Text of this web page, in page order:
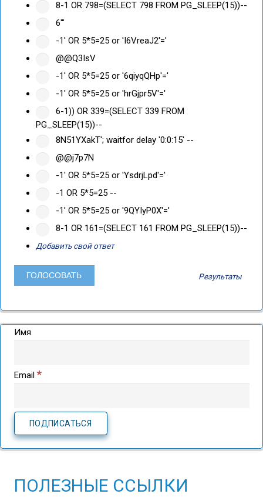
8-1 OR 798=(SELECT 798 FROM PG_SLEEP(15))--
6'"
-1' OR 5*5=25 or 'I6VreaJ2'='
@@Q3IsV
-1' OR 5*5=25 or '6qiyqQHp'='
-1' OR 5*5=25 or 'hrGjpr5V'='
6-1)) OR 339=(SELECT 339 FROM
PG_SLEEP(15))--
8N51YXakT'; waitfor delay '0:0:15' --
@@j7p7N
-1' OR 5*5=25 or 'YsdrjLpd'='
-1 OR 5*5=25 --
-1' OR 5*5=25 or '9QYIyP0X'='
8-1 OR 161=(SELECT 161 FROM PG_SLEEP(15))--
Добавить свой ответ
Результаты
Имя
Email *
ПОЛЕЗНЫЕ ССЫЛКИ